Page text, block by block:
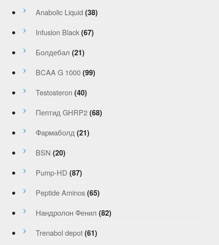
Anabolic Liquid (38)
Infusion Black (67)
Болдебал (21)
BCAA G 1000 (99)
Testosteron (40)
Пептид GHRP2 (68)
Фармаболд (21)
BSN (20)
Pump-HD (87)
Peptide Aminos (65)
Нандролон Фенил (82)
Trenabol depot (61)